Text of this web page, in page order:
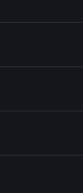
i wallet